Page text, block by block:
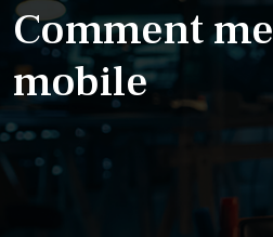
Comment
mobile